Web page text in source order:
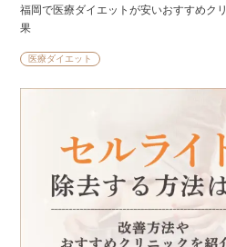
福岡で医療ダイエットが安いおすすめク
果
医療ダイエット